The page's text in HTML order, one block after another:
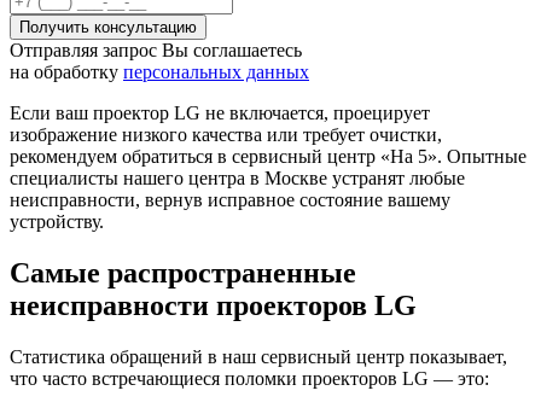
Отправляя запрос Вы соглашаетесь
на обработку персональных данных
Если ваш проектор LG не включается, проецирует
изображение низкого качества или требует очистки,
рекомендуем обратиться в сервисный центр «На 5». Опытные
специалисты нашего центра в Москве устранят любые
неисправности, вернув исправное состояние вашему
устройству.
Самые распространенные
неисправности проекторов LG
Статистика обращений в наш сервисный центр показывает,
что часто встречающиеся поломки проекторов LG — это: